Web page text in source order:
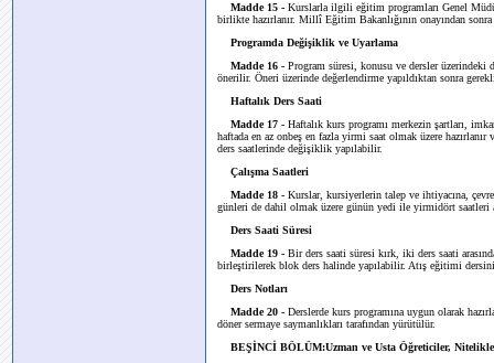
Madde 15 - Kurslarla ilgili eğitim programları Genel
birlikte hazırlanır. Millî Eğitim Bakanlığının onayından
Programda Değişiklik ve Uyarlama
Madde 16 - Program süresi, konusu ve dersler
önerilir. Öneri üzerinde değerlendirme yapıldıktan sonra
Haftalık Ders Saati
Madde 17 - Haftalık kurs programı merkezin şartları,
haftada en az onbeş en fazla yirmi saat olmak üzere
ders saatlerinde değişiklik yapılabilir.
Çalışma Saatleri
Madde 18 - Kurslar, kursiyerlerin talep ve ihtiyacına,
günleri de dahil olmak üzere günün yedi ile yirmidört saatleri
Ders Saati Süresi
Madde 19 - Bir ders saati süresi kırk, iki ders saati
birleştirilerek blok ders halinde yapılabilir. Atış eğitimi
Ders Notları
Madde 20 - Derslerde kurs programına uygun olarak
döner sermaye saymanlıkları tarafından yürütülür.
BEŞİNCİ BÖLÜM:Uzman ve Usta Öğreticiler,